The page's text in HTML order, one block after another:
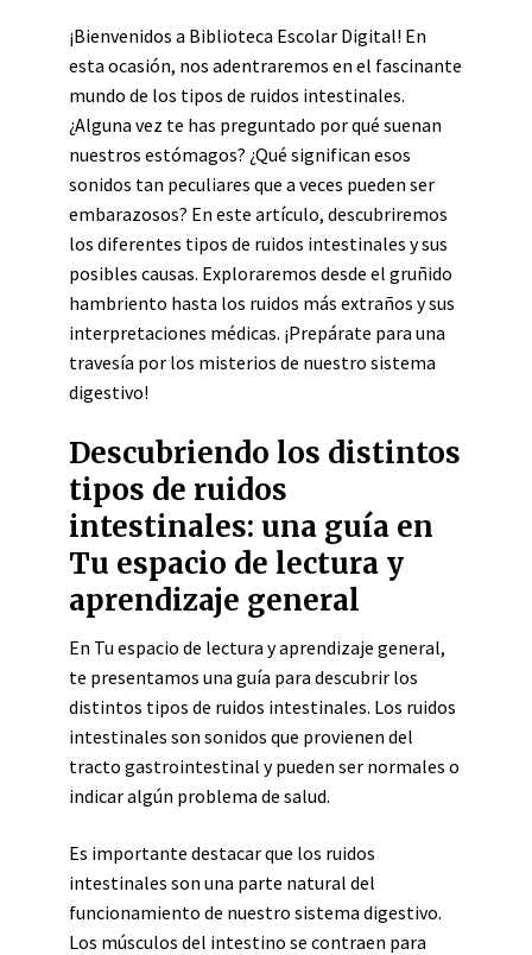
¡Bienvenidos a Biblioteca Escolar Digital! En
esta ocasión, nos adentraremos en el fascinante
mundo de los tipos de ruidos intestinales.
¿Alguna vez te has preguntado por qué suenan
nuestros estómagos? ¿Qué significan esos
sonidos tan peculiares que a veces pueden ser
embarazosos? En este artículo, descubriremos
los diferentes tipos de ruidos intestinales y sus
posibles causas. Exploraremos desde el gruñido
hambriento hasta los ruidos más extraños y sus
interpretaciones médicas. ¡Prepárate para una
travesía por los misterios de nuestro sistema
digestivo!
Descubriendo los distintos
tipos de ruidos
intestinales: una guía en
Tu espacio de lectura y
aprendizaje general
En Tu espacio de lectura y aprendizaje general,
te presentamos una guía para descubrir los
distintos tipos de ruidos intestinales. Los ruidos
intestinales son sonidos que provienen del
tracto gastrointestinal y pueden ser normales o
indicar algún problema de salud.
Es importante destacar que los ruidos
intestinales son una parte natural del
funcionamiento de nuestro sistema digestivo.
Los músculos del intestino se contraen para